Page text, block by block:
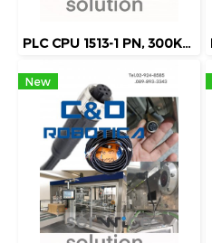
PLC CPU 1513-1 PN, 300KB PROG., 1,5MB DATA [C&D-CWI100009]
New